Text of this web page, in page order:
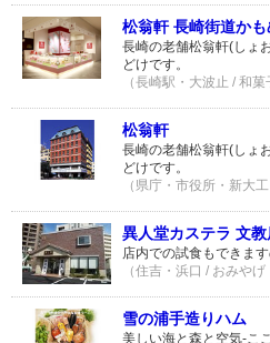
松翁軒 長崎街道か
長崎の老舗松翁軒(しょ
どけです。
（長崎駅・大波止 / 和
松翁軒
長崎の老舗松翁軒(しょ
どけです。
（県庁・市役所・新大
異人堂カステラ 文教
店内での試食もできま
（住吉・浜口 / おみや
雪の浦手造りハム
美しい海と森と空気-こ